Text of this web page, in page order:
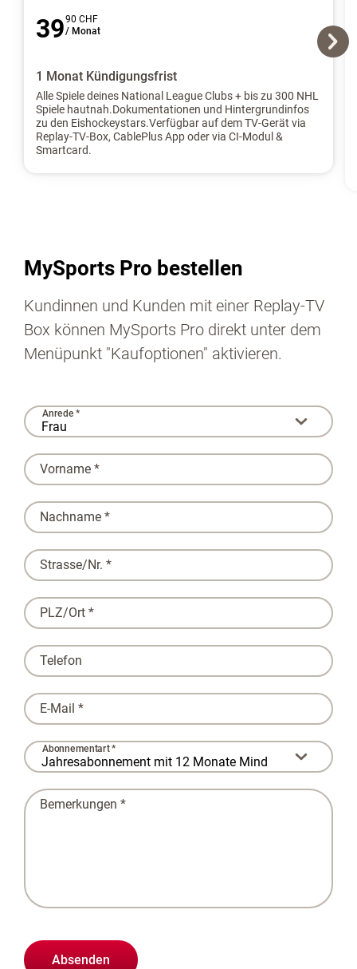
3990 CHF
/ Monat
1 Monat Kündigungsfrist
Alle Spiele deines National League Clubs + bis zu 300 NHL
Spiele hautnah.Dokumentationen und Hintergrundinfos
zu den Eishockeystars.Verfügbar auf dem TV-Gerät via
Replay-TV-Box, CablePlus App oder via CI-Modul &
Smartcard.
MySports Pro bestellen
Kundinnen und Kunden mit einer Replay-TV
Box können MySports Pro direkt unter dem
Menüpunkt "Kaufoptionen" aktivieren.
Anrede *
Vorname *
Nachname *
Strasse/Nr. *
PLZ/Ort *
Telefon
E-Mail *
Abonnementart *
Bemerkungen *
Absenden